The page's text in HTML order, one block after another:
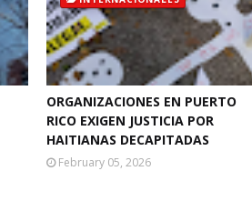
ORGANIZACIONES EN PUERTO
RICO EXIGEN JUSTICIA POR
HAITIANAS DECAPITADAS
February 05, 2026